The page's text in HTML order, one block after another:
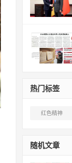
热门标签
红色精神
随机文章